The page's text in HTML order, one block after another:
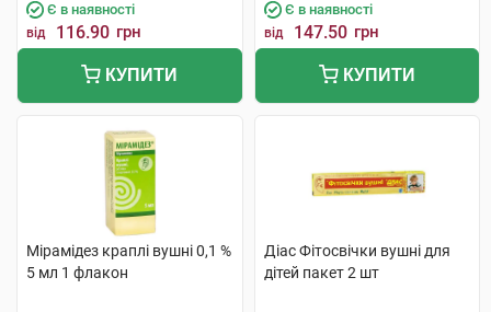
Є в наявності
від 116.90 грн
КУПИТИ
Є в наявності
від 147.50 грн
КУПИТИ
Мірамідез краплі вушні 0,1 %
5 мл 1 флакон
Діас Фітосвічки вушні для
дітей пакет 2 шт